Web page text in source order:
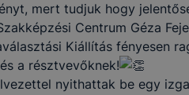
mert tudjuk hogy
Centrum Géza
Kiállítás fényesen
a résztvevőknek!
nyithattak be egy